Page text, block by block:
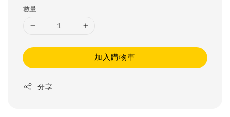
數量
加入購物車
分享